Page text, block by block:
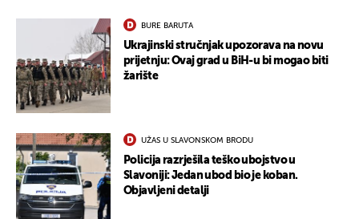
BURE BARUTA
Ukrajinski stručnjak upozorava na novu
prijetnju: Ovaj grad u BiH-u bi mogao biti
žarište
UŽAS U SLAVONSKOM BRODU
Policija razrješila teško ubojstvo u
Slavoniji: Jedan ubod bio je koban.
Objavljeni detalji